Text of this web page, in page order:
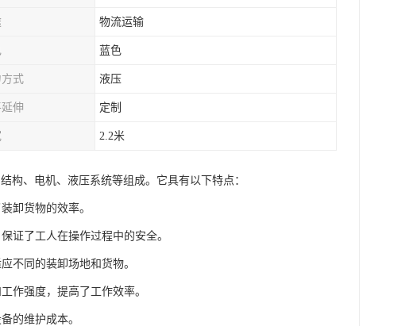
物流运输
蓝色
式 液压
伸 定制
2.2米
构、电机、液压系统等组成。它具有以下特点：
卸货物的效率。
证了工人在操作过程中的安全。
不同的装卸场地和货物。
作强度，提高了工作效率。
的维护成本。